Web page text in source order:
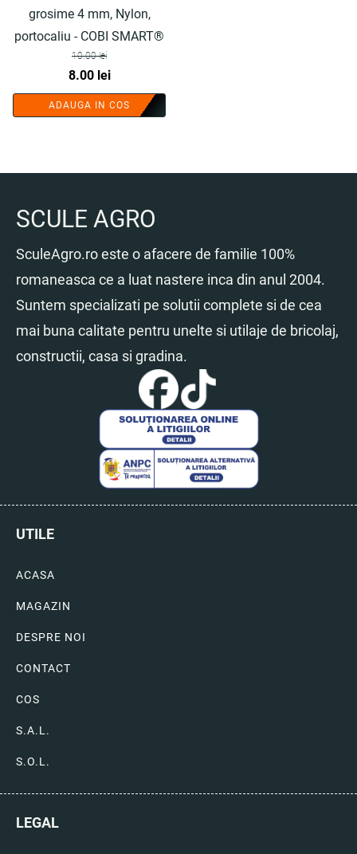
grosime 4 mm, Nylon,
portocaliu - COBI SMART®
10.00lei
Prețul
inițial
a
8.00 leiPrețul
curent
este:
ADAUGA IN COS
SCULE AGRO
SculeAgro.ro este o afacere de familie 100%
romaneasca ce a luat nastere inca din anul 2004.
Suntem specializati pe solutii complete si de cea
mai buna calitate pentru unelte si utilaje de bricolaj,
constructii, casa si gradina.
UTILE
ACASA
MAGAZIN
DESPRE NOI
CONTACT
COS
S.A.L.
S.O.L.
LEGAL